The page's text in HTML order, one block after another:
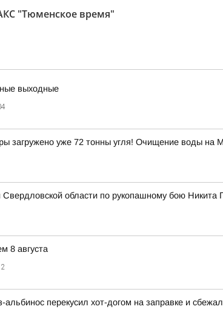
"Тюменское время"
выходные
загружено уже 72 тонны угля! Очищение воды на
области по рукопашному бою Никита
8 августа
альбинос перекусил хот-догом на заправке и